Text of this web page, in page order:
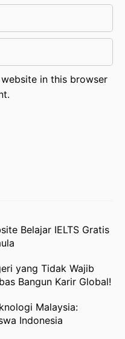
in this browser
Belajar IELTS Gratis
yang Tidak Wajib
Bangun Karir Global!
Malaysia:
Indonesia